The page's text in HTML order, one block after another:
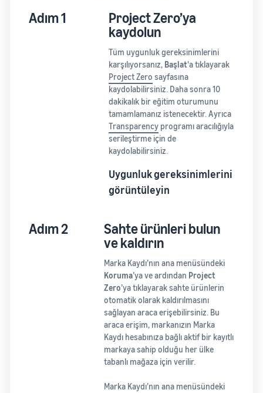
Adım 1
Project Zero’ya
kaydolun
Tüm uygunluk gereksinimlerini
karşılıyorsanız, Başlat'a tıklayarak
Project Zero sayfasına
kaydolabilirsiniz. Daha sonra 10
dakikalık bir eğitim oturumunu
tamamlamanız istenecektir. Ayrıca
Transparency programı aracılığıyla
serileştirme için de
kaydolabilirsiniz.
Uygunluk gereksinimlerini
görüntüleyin
Adım 2
Sahte ürünleri bulun
ve kaldırın
Marka Kaydı’nın ana menüsündeki
Koruma’ya ve ardından Project
Zero’ya tıklayarak sahte ürünlerin
otomatik olarak kaldırılmasını
sağlayan araca erişebilirsiniz. Bu
araca erişim, markanızın Marka
Kaydı hesabınıza bağlı aktif bir kayıtlı
markaya sahip olduğu her ülke
tabanlı mağaza için verilir.
Marka Kaydı’nın ana menüsündeki